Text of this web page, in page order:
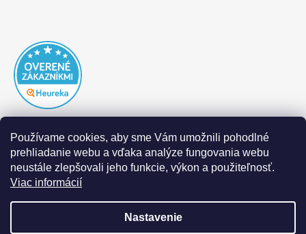
Používame cookies, aby sme Vám umožnili pohodlné
prehliadanie webu a vďaka analýze fungovania webu
neustále zlepšovali jeho funkcie, výkon a použiteľnosť.
Viac informácií
Nastavenie